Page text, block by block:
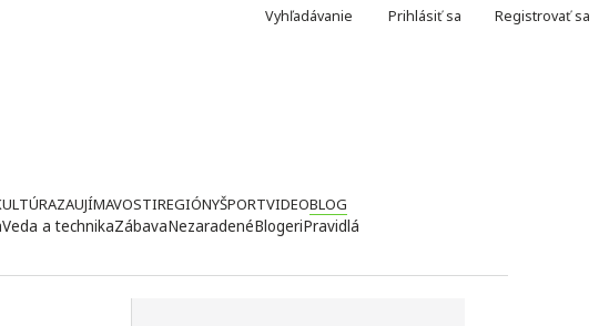
Vyhľadávanie Prihlásiť sa Registrovať sa
ZAUJÍMAVOSTIREGIÓNYŠPORTVIDEOBLOG
Veda a technikaZábavaNezaradenéBlogeriPravidlá